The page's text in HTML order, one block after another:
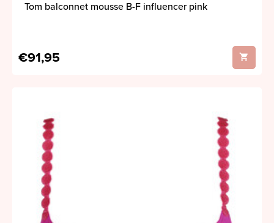
Tom balconnet mousse B-F influencer pink
€91,95